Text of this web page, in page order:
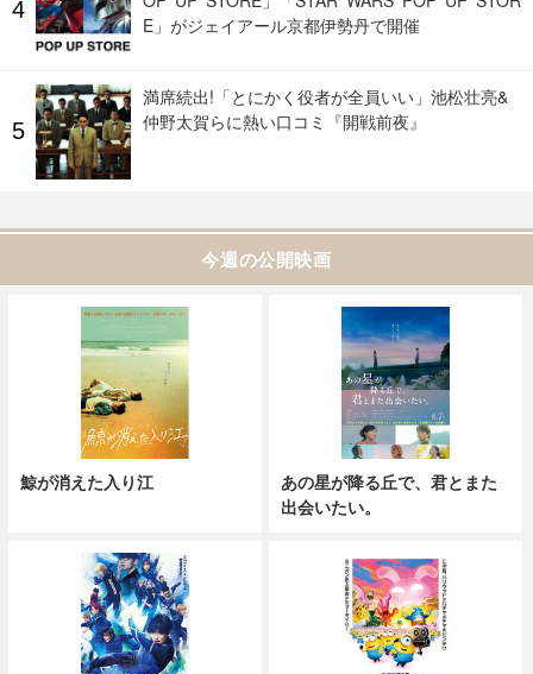
E」がジェイアール京都伊勢丹で開催
満席続出!「とにかく役者が全員いい」池松壮亮&
仲野太賀らに熱い口コミ『開戦前夜』
今週の公開映画
鯨が消えた入り江
あの星が降る丘で、君とまた
出会いたい。